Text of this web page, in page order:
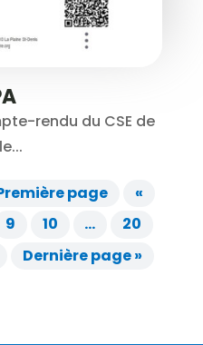
rendu du CSE de
page
«
9 10 …
20
Dernière page »